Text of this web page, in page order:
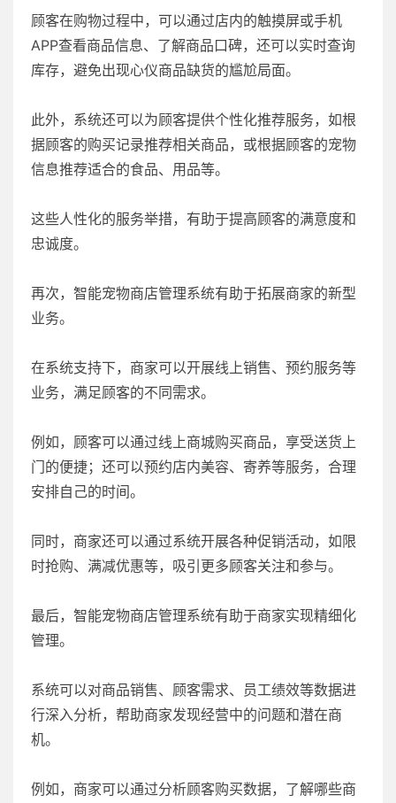
顾客在购物过程中，可以通过店内的触摸屏或手机
APP查看商品信息、了解商品口碑，还可以实时查询
库存，避免出现心仪商品缺货的尴尬局面。
此外，系统还可以为顾客提供个性化推荐服务，如根
据顾客的购买记录推荐相关商品，或根据顾客的宠物
信息推荐适合的食品、用品等。
这些人性化的服务举措，有助于提高顾客的满意度和
忠诚度。
再次，智能宠物商店管理系统有助于拓展商家的新型
业务。
在系统支持下，商家可以开展线上销售、预约服务等
业务，满足顾客的不同需求。
例如，顾客可以通过线上商城购买商品，享受送货上
门的便捷；还可以预约店内美容、寄养等服务，合理
安排自己的时间。
同时，商家还可以通过系统开展各种促销活动，如限
时抢购、满减优惠等，吸引更多顾客关注和参与。
最后，智能宠物商店管理系统有助于商家实现精细化
管理。
系统可以对商品销售、顾客需求、员工绩效等数据进
行深入分析，帮助商家发现经营中的问题和潜在商
机。
例如，商家可以通过分析顾客购买数据，了解哪些商